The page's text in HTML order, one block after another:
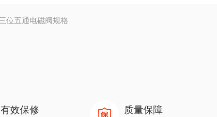
位五通电磁阀规格
有效保修 质量保障